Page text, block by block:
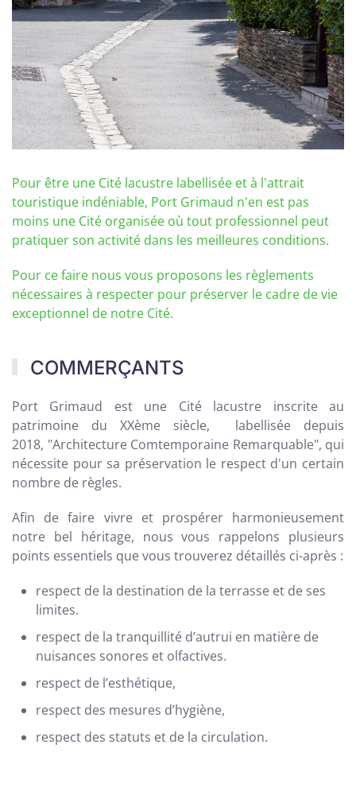
Pour être une Cité lacustre labellisée et à l'attrait
touristique indéniable, Port Grimaud n'en est pas
moins une Cité organisée où tout professionnel peut
pratiquer son activité dans les meilleures conditions.
Pour ce faire nous vous proposons les règlements
nécessaires à respecter pour préserver le cadre de vie
exceptionnel de notre Cité.
COMMERÇANTS
Port Grimaud est une Cité lacustre inscrite au
patrimoine du XXème siècle, labellisée depuis
2018, "Architecture Comtemporaine Remarquable", qui
nécessite pour sa préservation le respect d'un certain
nombre de règles.
Afin de faire vivre et prospérer harmonieusement
notre bel héritage, nous vous rappelons plusieurs
points essentiels que vous trouverez détaillés ci-après :
respect de la destination de la terrasse et de ses
limites.
respect de la tranquillité d’autrui en matière de
nuisances sonores et olfactives.
respect de l’esthétique,
respect des mesures d’hygiène,
respect des statuts et de la circulation.